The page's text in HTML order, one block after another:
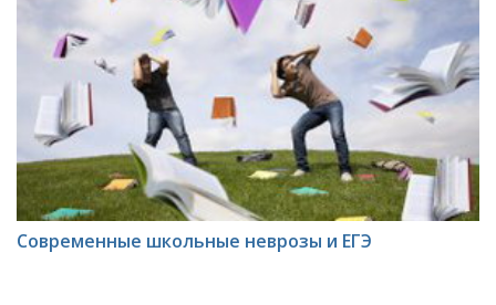
Современные школьные неврозы и ЕГЭ